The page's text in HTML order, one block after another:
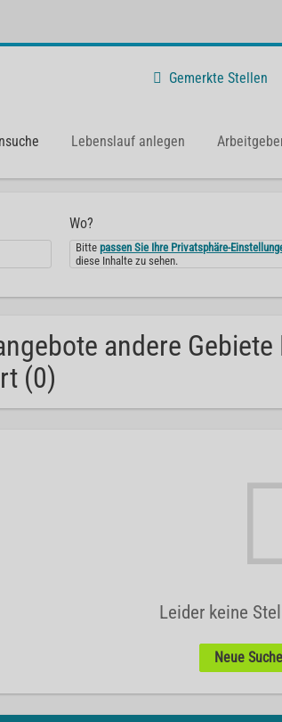
Gemerkte Stellen
Lebenslauf anlegen
Wo?
Bittepassen Sie Ihre Privatsphäre-
diese Inhalte zu sehen.
andere
(0)
Leider keine
Neue